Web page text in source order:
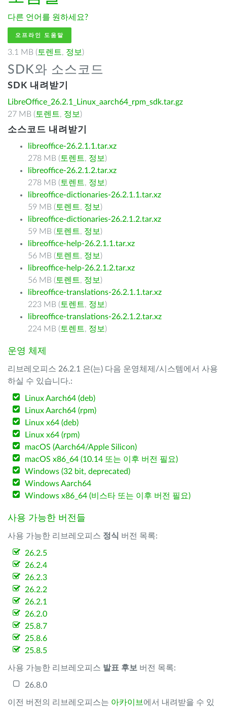
다른 언어를 원하세요?
오프라인 도움말
3.1 MB ( 토렌트, 정보 )
SDK와 소스코드
SDK 내려받기
LibreOffice_26.2.1_Linux_aarch64_rpm_sdk.tar.gz
27 MB ( 토렌트, 정보 )
소스코드 내려받기
libreoffice-26.2.1.1.tar.xz
278 MB ( 토렌트, 정보 )
libreoffice-26.2.1.2.tar.xz
278 MB ( 토렌트, 정보 )
libreoffice-dictionaries-26.2.1.1.tar.xz
59 MB ( 토렌트, 정보 )
libreoffice-dictionaries-26.2.1.2.tar.xz
59 MB ( 토렌트, 정보 )
libreoffice-help-26.2.1.1.tar.xz
56 MB ( 토렌트, 정보 )
libreoffice-help-26.2.1.2.tar.xz
56 MB ( 토렌트, 정보 )
libreoffice-translations-26.2.1.1.tar.xz
223 MB ( 토렌트, 정보 )
libreoffice-translations-26.2.1.2.tar.xz
224 MB ( 토렌트, 정보 )
운영 체제
리브레오피스 26.2.1 은(는) 다음 운영체제/시스템에서 사용
하실 수 있습니다.:
Linux Aarch64 (deb)
Linux Aarch64 (rpm)
Linux x64 (deb)
Linux x64 (rpm)
macOS (Aarch64/Apple Silicon)
macOS x86_64 (10.14 또는 이후 버전 필요)
Windows (32 bit, deprecated)
Windows Aarch64
Windows x86_64 (비스타 또는 이후 버전 필요)
사용 가능한 버전들
사용 가능한 리브레오피스 정식 버전 목록:
26.2.5
26.2.4
26.2.3
26.2.2
26.2.1
26.2.0
25.8.7
25.8.6
25.8.5
사용 가능한 리브레오피스 발표 후보 버전 목록:
26.8.0
이전 버전의 리브레오피스는 아카이브 에서 내려받을 수 있